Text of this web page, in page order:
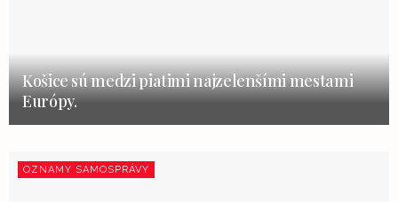
Košice sú medzi piatimi najzelenšími mestami
Európy.
OZNAMY SAMOSPRÁVY